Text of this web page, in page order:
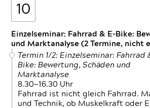
10
Einzelseminar: Fahrrad & E-Bike:
und Marktanalyse (2 Termine, nicht
Termin 1/2: Einzelseminar: Fahrrad
Bike: Bewertung, Schäden und
Marktanalyse
8.30—16.30 Uhr
Fahrrad ist nicht gleich Fahrrad.
und Technik, ob Muskelkraft oder